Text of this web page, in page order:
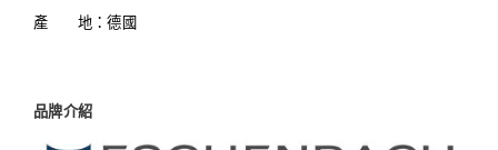
產 地：德國
品牌介紹